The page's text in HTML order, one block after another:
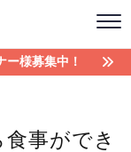
ー様募集中！
食事ができ